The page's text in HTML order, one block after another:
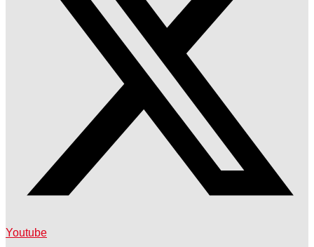
Youtube